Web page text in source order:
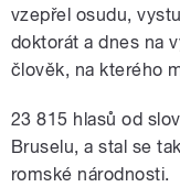
vzepřel osudu,
doktorát a dnes na
člověk, na kterého
23 815 hlasů od
Bruselu, a stal se
romské národnosti.